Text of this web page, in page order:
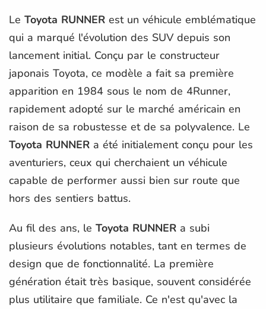
Le Toyota RUNNER est un véhicule emblématique
qui a marqué l'évolution des SUV depuis son
lancement initial. Conçu par le constructeur
japonais Toyota, ce modèle a fait sa première
apparition en 1984 sous le nom de 4Runner,
rapidement adopté sur le marché américain en
raison de sa robustesse et de sa polyvalence. Le
Toyota RUNNER a été initialement conçu pour les
aventuriers, ceux qui cherchaient un véhicule
capable de performer aussi bien sur route que
hors des sentiers battus.
Au fil des ans, le Toyota RUNNER a subi
plusieurs évolutions notables, tant en termes de
design que de fonctionnalité. La première
génération était très basique, souvent considérée
plus utilitaire que familiale. Ce n'est qu'avec la